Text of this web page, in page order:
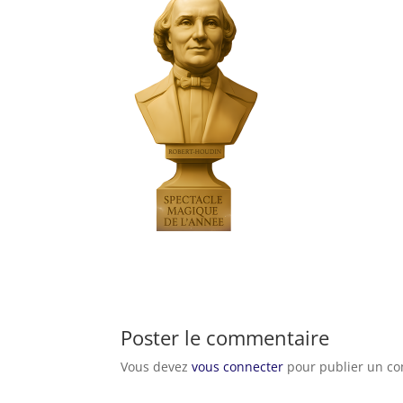
Poster le commentaire
Vous devezvous connecter pour publier un